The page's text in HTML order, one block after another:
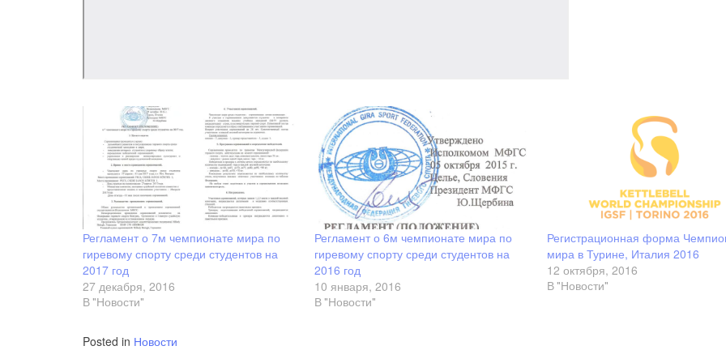
Регламент о 7м чемпионате мира по
гиревому спорту среди студентов на
2017 год
27 декабря, 2016
В "Новости"
Регламент о 6м чемпионате мира по
гиревому спорту среди студентов на
2016 год
10 января, 2016
В "Новости"
Регистрационная форма
мира в Турине, Италия 2016
12 октября, 2016
В "Новости"
Posted in Новости